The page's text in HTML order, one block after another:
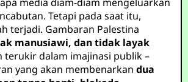
Tetapi pada saat itu,
terjadi. Gambaran Palestina
manusiawi, dan tidak layak
terukir dalam imajinasi publik –
yang akan membenarkandua